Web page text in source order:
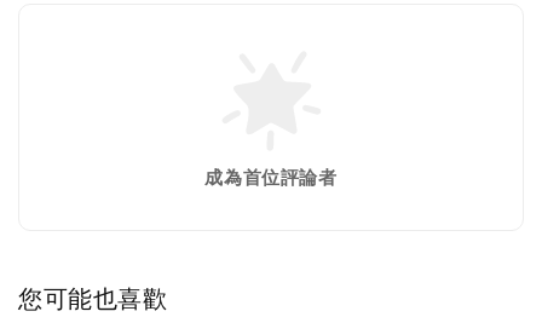
成為首位評論者
您可能也喜歡